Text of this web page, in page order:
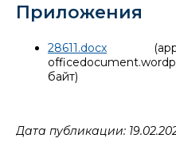
Приложения
28611.docx
байт)
Дата публикации: